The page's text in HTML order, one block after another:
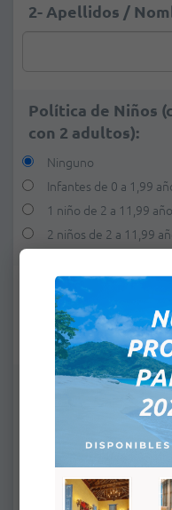
2- Apellidos /
Política de Niños
con 2 adultos):
Ninguno
Infantes de 0 a 1,99
1 niño de 2 a 11,99
2 niños de 2 a 11,99
e-mail:
Observaciones: